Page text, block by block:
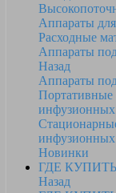
Аппараты
Расходные
Аппараты
Назад
Аппараты
Портативные
инфузионных
инфузионных
Новинки
ГДЕ КУПИТЬ
Назад